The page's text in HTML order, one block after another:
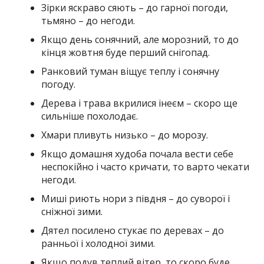
Зірки яскраво сяють – до гарної погоди,
тьмяно – до негоди.
Якщо день сонячний, але морозний, то до
кінця жовтня буде перший снігопад.
Ранковий туман віщує теплу і сонячну
погоду.
Дерева і трава вкрилися інеєм – скоро ще
сильніше похолодає.
Хмари пливуть низько – до морозу.
Якщо домашня худоба почала вести себе
неспокійно і часто кричати, то варто чекати
негоди.
Миші риють нори з півдня – до суворої і
сніжної зими.
Дятел посилено стукає по деревах – до
ранньої і холодної зими.